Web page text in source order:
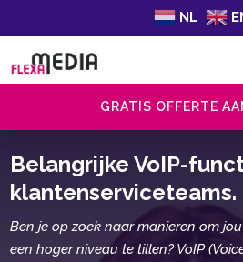
NL
GRATIS OFFERTE
Belangrijke VoIP-
klantenserviceteams.​
Ben je op zoek naar manieren om
een hoger niveau te tillen? VoIP